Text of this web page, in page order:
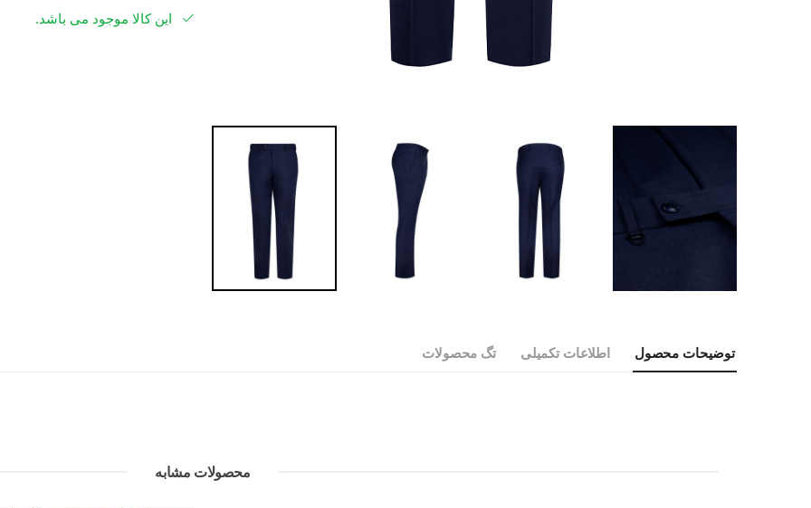
این کالا موجود می باشد.
توضیحات محصول اطلاعات تکمیلی تگ محصولات
محصولات مشابه